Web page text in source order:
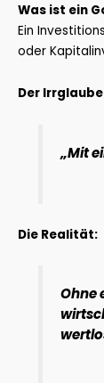
Was ist ein
Ein
oder
Der
„Mit
Die Realität:
Ohne